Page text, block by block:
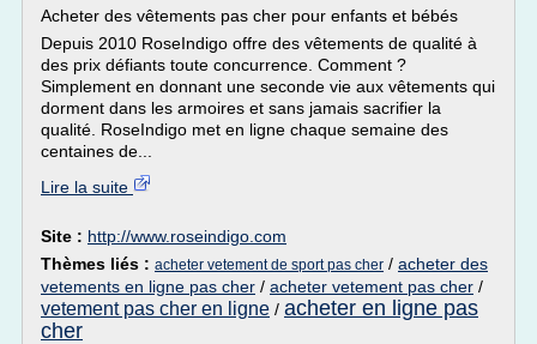
Acheter des vêtements pas cher pour enfants et bébés
Depuis 2010 RoseIndigo offre des vêtements de qualité à
des prix défiants toute concurrence. Comment ?
Simplement en donnant une seconde vie aux vêtements qui
dorment dans les armoires et sans jamais sacrifier la
qualité. RoseIndigo met en ligne chaque semaine des
centaines de...
Lire la suite
Site : http://www.roseindigo.com
Thèmes liés : acheter vetement de sport pas cher / acheter des
vetements en ligne pas cher / acheter vetement pas cher /
vetement pas cher en ligne / acheter en ligne pas
cher